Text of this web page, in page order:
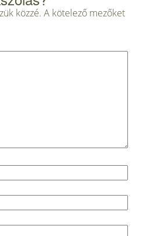
közzé. A kötelező mezőket